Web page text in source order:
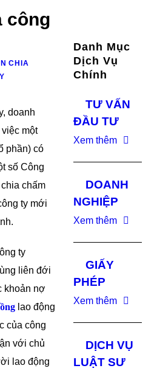
công
CHIA
doanh
một
phần) có
số Công
chấm
ty mới
liên đới
khoản nợ
lao động
của công
với chủ
lao động
Danh Mục
Dịch Vụ
Chính
TƯ VẤN
ĐẦU TƯ
Xem thêm
DOANH
NGHIỆP
Xem thêm
GIẤY
PHÉP
Xem thêm
DỊCH VỤ
LUẬT SƯ